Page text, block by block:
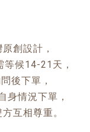
創設計，
候14-21天，
後下單，
身情況下單，
互相尊重。